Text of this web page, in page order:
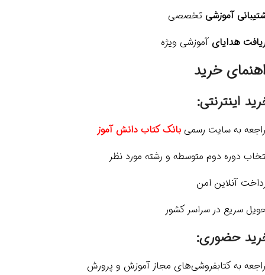
آموزشی تخصصی
هدایای آموزشی ویژه
خرید
اینترنتی:
به سایت رسمی بانک کتاب دانش آموز
دوره دوم متوسطه و رشته مورد نظر
آنلاین امن
سریع در سراسر کشور
حضوری:
به کتابفروشی‌های مجاز آموزش و پرورش